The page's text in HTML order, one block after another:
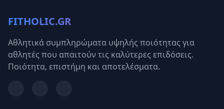
FITHOLIC.GR
Αθλητικά συμπληρώματα υψηλής ποιότητας για
αθλητές που απαιτούν τις καλύτερες επιδόσεις.
Ποιότητα, επιστήμη και αποτελέσματα.